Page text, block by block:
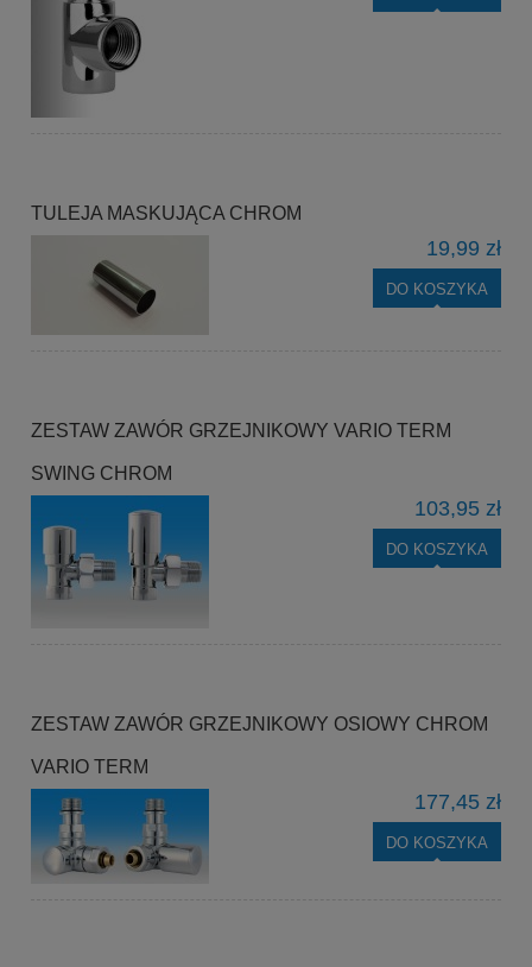
TULEJA MASKUJĄCA CHROM
19,99 zł
DO KOSZYKA
ZESTAW ZAWÓR GRZEJNIKOWY VARIO TERM
SWING CHROM
103,95 zł
DO KOSZYKA
ZESTAW ZAWÓR GRZEJNIKOWY OSIOWY CHROM
VARIO TERM
177,45 zł
DO KOSZYKA